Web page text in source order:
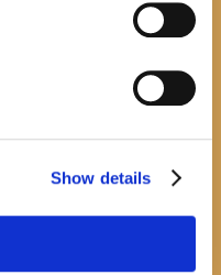
Show details